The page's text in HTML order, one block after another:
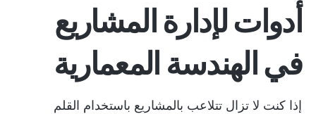
أدوات لإدارة المشاريع
في الهندسة المعمارية
إذا كنت لا تزال تتلاعب بالمشاريع باستخدام القلم